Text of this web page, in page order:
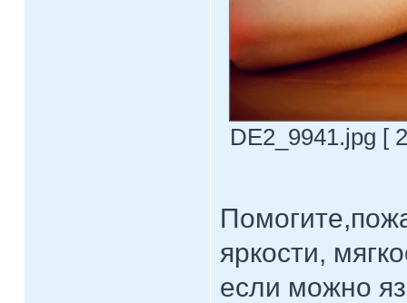
DE2_9941.jpg [
яркости,
если можно